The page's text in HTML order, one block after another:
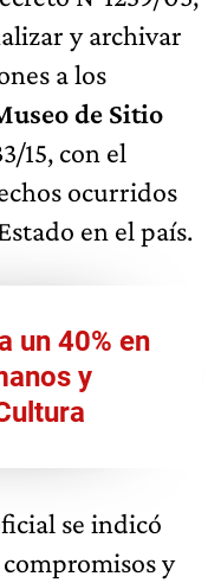
y archivar
a los
de Sitio
15, con el
ocurridos
en el país.
un 40% en
y
se indicó
y